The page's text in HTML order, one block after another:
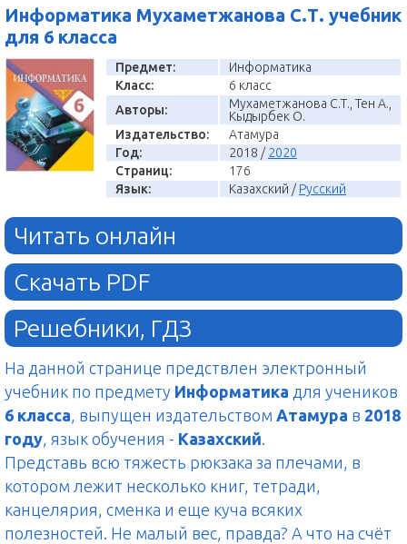
Информатика Мухаметжанова С.Т. учебник
для 6 класса
Предмет:
Информатика
Класс:
6 класс
Авторы:
Мухаметжанова С.Т., Тен А.,
Кыдырбек О.
Издательство:
Атамура
Год:
2018 / 2020
Страниц:
176
Язык:
Казахский / Русский
Читать онлайн
Скачать PDF
Решебники, ГДЗ
На данной странице предствлен электронный
учебник по предмету Информатика для учеников
6 класса, выпущен издательством Атамура в 2018
году, язык обучения - Казахский.
Представь всю тяжесть рюкзака за плечами, в
котором лежит несколько книг, тетради,
канцелярия, сменка и еще куча всяких
полезностей. Не малый вес, правда? А что на счёт